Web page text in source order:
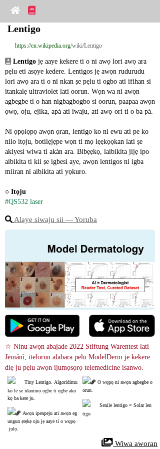
Lentigo
https://en.wikipedia.org/wiki/Lentigo
Lentigo jẹ aaye kekere ti o ni awọ lori awọ ara
pẹlu eti asọye kedere. Lentigos jẹ awọn rudurudu
lori awọ ara ti o ni nkan ṣe pẹlu ti ogbo ati ifihan si
itankalẹ ultraviolet lati oorun. Wọn wa ni awọn
agbegbe ti o han nigbagbogbo si oorun, paapaa awọn
ọwọ, oju, ejika, apá ati iwaju, ati awọ-ori ti o ba pá.
Ni ọpọlọpọ awọn ọran, lentigo ko ni ewu ati pe ko
nilo itọju, botilẹjẹpe wọn ti mọ lẹẹkọọkan lati ṣe
akiyesi wiwa ti akàn ara. Bibẹẹkọ, laibikita jijẹ ipo
aibikita ti kii ṣe igbesi aye, awọn lentigos ni igba
miiran ni aibikita ati yọkuro.
○ Itọju
#QS532 laser
Alaye siwaju sii ― Yoruba
☆ Ninu awọn abajade 2022 Stiftung Warentest lati
Jẹmánì, itẹlọrun alabara pẹlu ModelDerm jẹ kekere
diẹ ju pẹlu awọn ijumọsọrọ telemedicine isanwo.
Tiny Lentigo. Algoridimu
ko le ṣe idanimọ ọgbẹ ti ọgbẹ akọ
kọ ba kere ju.
Awọn ipenpeju ati awọn eg
ungun ẹrẹkẹ oju jẹ aaye ti o wọpọ
julọ.
O wọpọ ni awọn agbegbe o
orun.
Senile lentigo = Solar len
tigo
Wiwa aworan